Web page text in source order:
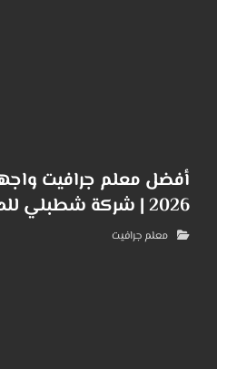
أفضل معلم جرافيت
2026 | شركة شطبلي للدهانات
معلم جرافيت